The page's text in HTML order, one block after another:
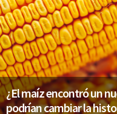
¿El maíz encontró un
podrían cambiar la